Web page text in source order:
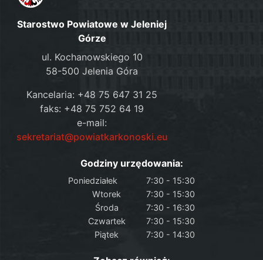
Starostwo Powiatowe w Jeleniej
Górze
ul. Kochanowskiego 10
58-500 Jelenia Góra
Kancelaria: +48 75 647 31 25
faks: +48 75 752 64 19
e-mail:
sekretariat@powiatkarkonoski.eu
Godziny urzędowania:
Poniedziałek
7:30 - 15:30
Wtorek
7:30 - 15:30
Środa
7:30 - 16:30
Czwartek
7:30 - 15:30
Piątek
7:30 - 14:30